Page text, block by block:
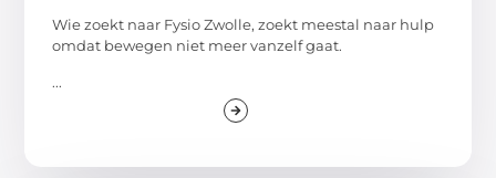
Wie zoekt naar Fysio Zwolle, zoekt meestal naar hulp
omdat bewegen niet meer vanzelf gaat.
...